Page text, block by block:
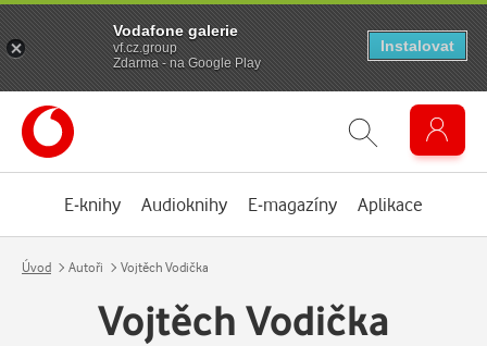
E-knihy Audioknihy E-magazíny Aplikace
Úvod Autoři Vojtěch Vodička
Vojtěch Vodička
Vodafone galerie
vf.cz.group
Zdarma - na Google Play
Instalovat